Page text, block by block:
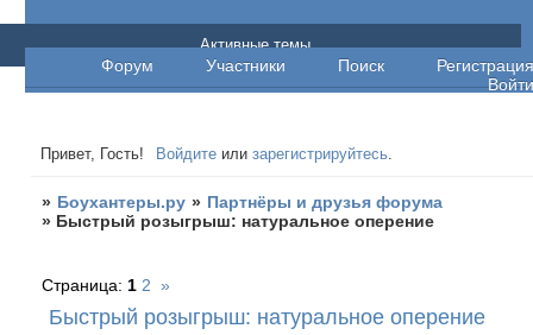
Боухантеры.ру
Форум Участники Поиск
Регистрация
Войти
Активные темы
Привет, Гость! Войдите илизарегистрируйтесь.
» Боухантеры.ру » Партнёры и друзья форума
» Быстрый розыгрыш: натуральное оперение
Быстрый розыгрыш: натуральное оперение
Страница: 1 2 »